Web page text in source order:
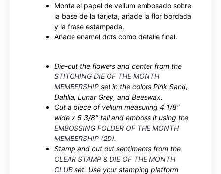
Monta el papel de vellum embosado sobre
la base de la tarjeta, añade la flor bordada
y la frase estampada.
Añade enamel dots como detalle final.
Die-cut the flowers and center from the
STITCHING DIE OF THE MONTH
MEMBERSHIP set in the colors Pink Sand,
Dahlia, Lunar Grey, and Beeswax.
Cut a piece of vellum measuring 4 1/8″
wide x 5 3/8″ tall and emboss it using the
EMBOSSING FOLDER OF THE MONTH
MEMBERSHIP (2D).
Stamp and cut out sentiments from the
CLEAR STAMP & DIE OF THE MONTH
CLUB set. Use your stamping platform